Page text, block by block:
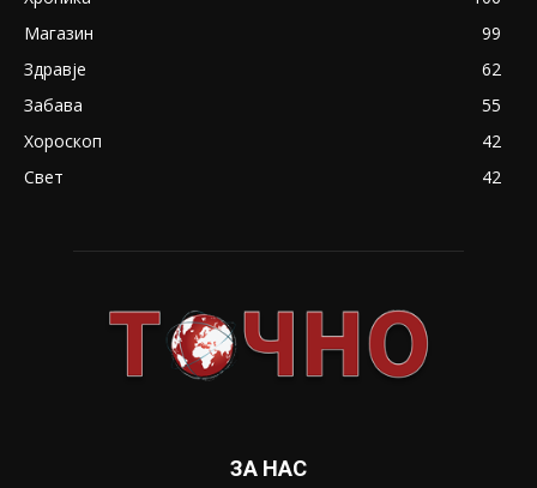
Магазин
99
Здравје
62
Забава
55
Хороскоп
42
Свет
42
ЗА НАС